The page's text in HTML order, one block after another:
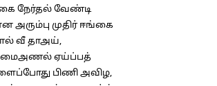
நேர்தல் வேண்டி
முதிர் ஈங்கை
வீ தாஅய்,
மைஅணல் ஏய்ப்பத்
பிணி அவிழ,